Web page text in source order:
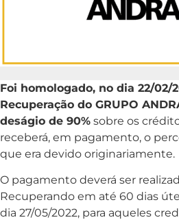
Foi homologado, no dia 22/02/
Recuperação do GRUPO
deságio de 90% sobre os
receberá, em pagamento, o
que era devido originariamente.
O pagamento deverá ser
Recuperando em até 60 dias
dia 27/05/2022, para aqueles